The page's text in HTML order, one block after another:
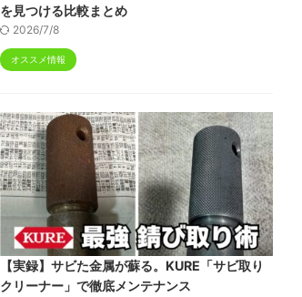
を見つける比較まとめ
2026/7/8
オススメ情報
【実録】サビた金属が蘇る。KURE「サビ取り
クリーナー」で徹底メンテナンス